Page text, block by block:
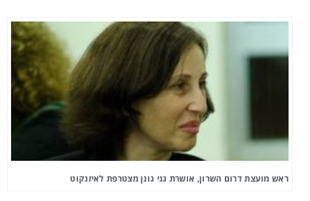
ראש מועצת דרום השרון, אושרת גני גונן מצטרפת לאיזנקוט